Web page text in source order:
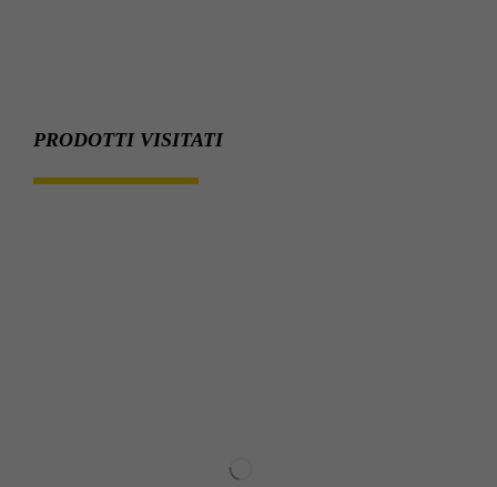
PRODOTTI VISITATI